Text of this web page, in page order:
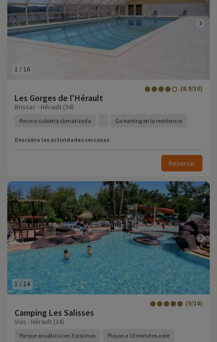
1 /16
Les Gorges de l'Hérault
(8.9/10)
Brissac - Hérault (34)
Piscina cubierta climatizada Go-karting en la residencia
Descubra las actividades cercanas
Reservar
1 /14
Camping Les Salisses
(9/10)
Vias - Hérault (34)
Parque acuático con 3 piscinas Playas a 10 minutos a pie